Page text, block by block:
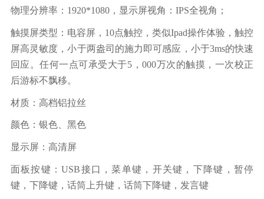
物理分辨率：1920*1080，显示屏视角：IPS全视角；
触摸屏类型：电容屏，10点触控，类似Ipad操作体验，触控
屏高灵敏度，小于两盎司的施力即可感应，小于3ms的快速
回应。任何一点可承受大于5，000万次的触摸，一次校正
后游标不飘移。
材质：高档铝拉丝
颜色：银色、黑色
显示屏：高清屏
面板按键：USB接口，菜单键，开关键，下降键，暂停
键，下降键，话筒上升键，话筒下降键，发言键